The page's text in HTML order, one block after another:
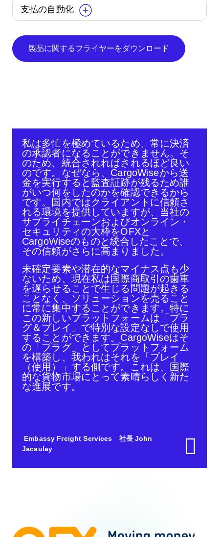
支払の自動化
製品に関するフライヤーをダウンロード
私は多忙を極めているため、常に決済
の承認者になることができません。そ
のため、統合されればされるほど良い
のです。なぜなら、CargoWiseから送
金を実行すると監査証跡が残るため誰
がいつ何をしたのかを確認できるから
です。国内ではクライアントに信頼さ
れる環境を提供していますが、当社の
サプライチェーンおよびオンライン・
セキュリティの大枠をOFXと
CargoWiseのものと統合したことで、
その信頼がさらに高まりました。
未確定要素や潜在的なマイナス点も少
ないため、現在私は国際商取引の歯車
を遅らせることで生じる問題が起きる
ことなく、ソリューションを売ること
に常に集中することができます。特に
この新しいプラットフォームは「プラ
グ＆プレイ」で特別な設定なしで使用
することができます。CargoWiseはそ
の「プラグ」としてプラットフォーム
を構築し、我われはそれを「プレイ
（使用）」する側です。これは、国際
的な貨物市場にとって素晴らしく新た
な進展です。
Embassy Freight Services 社長 John
Jacaulay